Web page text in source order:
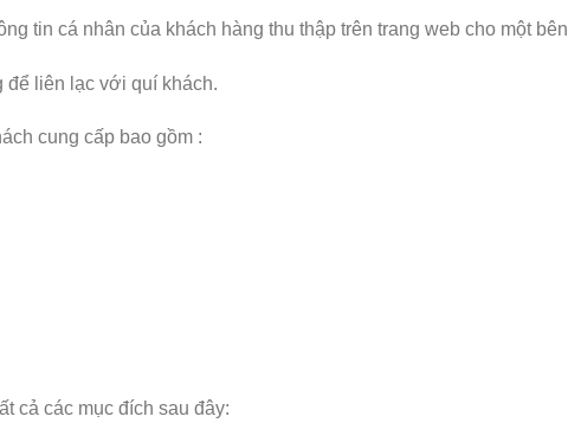
tin cá nhân của khách hàng thu thập trên trang web cho một
liên lạc với quí khách.
cung cấp bao gồm :
cả các mục đích sau đây: